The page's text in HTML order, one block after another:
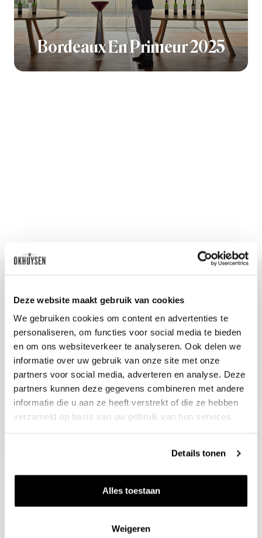
Deze website maakt gebruik van cookies
We gebruiken cookies om content en advertenties te
personaliseren, om functies voor social media te bieden
en om ons websiteverkeer te analyseren. Ook delen we
informatie over uw gebruik van onze site met onze
partners voor social media, adverteren en analyse. Deze
partners kunnen deze gegevens combineren met andere
informatie die u aan ze heeft verstrekt of die ze hebben
verzameld op basis van uw gebruik van hun services.
Details tonen
Alles toestaan
Weigeren
Bordeaux En Primeur 2025
Blijf op de hoogte
Ontvang het laatste wijnnieuws, proeverijen en
evenementen
E-mailadres
Aanmelden